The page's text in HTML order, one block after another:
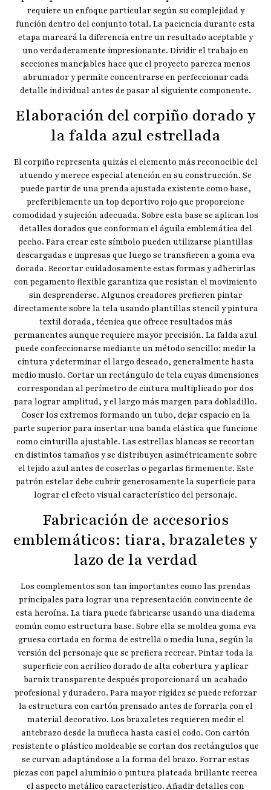
requiere un enfoque particular según su complejidad y
función dentro del conjunto total. La paciencia durante esta
etapa marcará la diferencia entre un resultado aceptable y
uno verdaderamente impresionante. Dividir el trabajo en
secciones manejables hace que el proyecto parezca menos
abrumador y permite concentrarse en perfeccionar cada
detalle individual antes de pasar al siguiente componente.
Elaboración del corpiño dorado y
la falda azul estrellada
El corpiño representa quizás el elemento más reconocible del
atuendo y merece especial atención en su construcción. Se
puede partir de una prenda ajustada existente como base,
preferiblemente un top deportivo rojo que proporcione
comodidad y sujeción adecuada. Sobre esta base se aplican los
detalles dorados que conforman el águila emblemática del
pecho. Para crear este símbolo pueden utilizarse plantillas
descargadas e impresas que luego se transfieren a goma eva
dorada. Recortar cuidadosamente estas formas y adherirlas
con pegamento flexible garantiza que resistan el movimiento
sin desprenderse. Algunos creadores prefieren pintar
directamente sobre la tela usando plantillas stencil y pintura
textil dorada, técnica que ofrece resultados más
permanentes aunque requiere mayor precisión. La falda azul
puede confeccionarse mediante un método sencillo: medir la
cintura y determinar el largo deseado, generalmente hasta
medio muslo. Cortar un rectángulo de tela cuyas dimensiones
correspondan al perímetro de cintura multiplicado por dos
para lograr amplitud, y el largo más margen para dobladillo.
Coser los extremos formando un tubo, dejar espacio en la
parte superior para insertar una banda elástica que funcione
como cinturilla ajustable. Las estrellas blancas se recortan
en distintos tamaños y se distribuyen asimétricamente sobre
el tejido azul antes de coserlas o pegarlas firmemente. Este
patrón estelar debe cubrir generosamente la superficie para
lograr el efecto visual característico del personaje.
Fabricación de accesorios
emblemáticos: tiara, brazaletes y
lazo de la verdad
Los complementos son tan importantes como las prendas
principales para lograr una representación convincente de
esta heroína. La tiara puede fabricarse usando una diadema
común como estructura base. Sobre ella se moldea goma eva
gruesa cortada en forma de estrella o media luna, según la
versión del personaje que se prefiera recrear. Pintar toda la
superficie con acrílico dorado de alta cobertura y aplicar
barniz transparente después proporcionará un acabado
profesional y duradero. Para mayor rigidez se puede reforzar
la estructura con cartón prensado antes de forrarla con el
material decorativo. Los brazaletes requieren medir el
antebrazo desde la muñeca hasta casi el codo. Con cartón
resistente o plástico moldeable se cortan dos rectángulos que
se curvan adaptándose a la forma del brazo. Forrar estas
piezas con papel aluminio o pintura plateada brillante recrea
el aspecto metálico característico. Añadir detalles con